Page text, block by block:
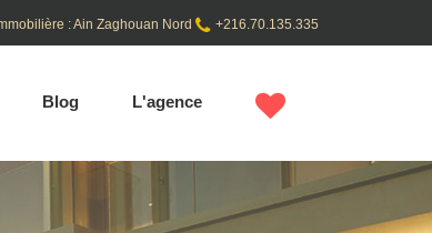
: Ain Zaghouan Nord +216.70.135.335
Blog L'agence